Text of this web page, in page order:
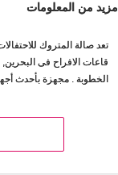
مزيد من المعلومات
تعد صالة المتروك
قاعات الافراح فى
الخطوبة . مجهزة بأحدث